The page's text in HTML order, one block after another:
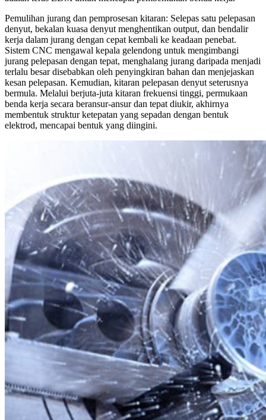
Pemulihan jurang dan pemprosesan kitaran: Selepas satu pelepasan
denyut, bekalan kuasa denyut menghentikan output, dan bendalir
kerja dalam jurang dengan cepat kembali ke keadaan penebat.
Sistem CNC mengawal kepala gelendong untuk mengimbangi
jurang pelepasan dengan tepat, menghalang jurang daripada menjadi
terlalu besar disebabkan oleh penyingkiran bahan dan menjejaskan
kesan pelepasan. Kemudian, kitaran pelepasan denyut seterusnya
bermula. Melalui berjuta-juta kitaran frekuensi tinggi, permukaan
benda kerja secara beransur-ansur dan tepat diukir, akhirnya
membentuk struktur ketepatan yang sepadan dengan bentuk
elektrod, mencapai bentuk yang diingini.